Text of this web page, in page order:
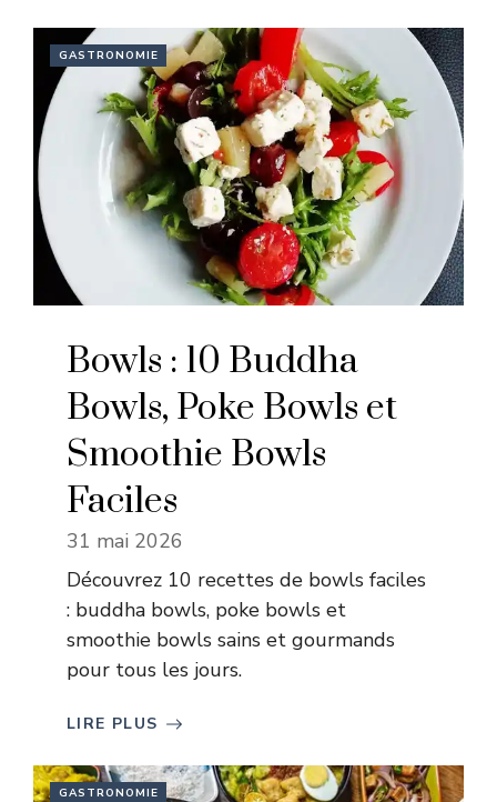
GASTRONOMIE
Bowls : 10 Buddha
Bowls, Poke Bowls et
Smoothie Bowls
Faciles
31 mai 2026
Découvrez 10 recettes de bowls faciles
: buddha bowls, poke bowls et
smoothie bowls sains et gourmands
pour tous les jours.
LIRE PLUS
GASTRONOMIE